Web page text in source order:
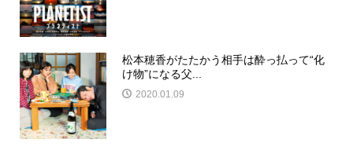
松本穂香がたたかう相手は酔っ払って“化
け物”になる父...
2020.01.09